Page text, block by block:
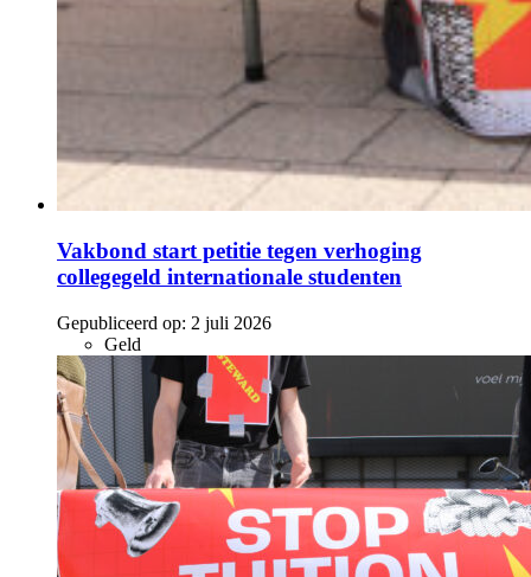
Vakbond start petitie tegen verhoging
collegegeld internationale studenten
Gepubliceerd op: 2 juli 2026
Geld